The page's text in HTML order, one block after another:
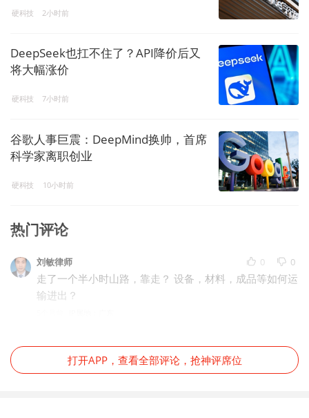
硬科技 2小时前
DeepSeek也扛不住了？API降价后又
将大幅涨价
硬科技 7小时前
谷歌人事巨震：DeepMind换帅，首席
科学家离职创业
硬科技 10小时前
热门评论
刘敏律师 0 0
走了一个半小时山路，靠走？ 设备，材料，成品等如何运
输进出？
打开APP，查看全部评论，抢神评席位